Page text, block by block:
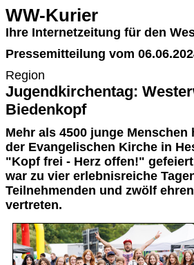
WW-Kurier
Ihre Internetzeitung für den
Pressemitteilung vom
Region
Jugendkirchentag:
Biedenkopf
Mehr als 4500 junge
der Evangelischen Kirche in
"Kopf frei - Herz offen!"
war zu vier erlebnisreiche
Teilnehmenden und zwölf
vertreten.